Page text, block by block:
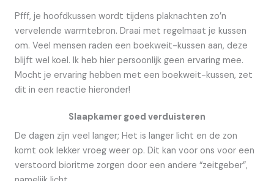
Pfff, je hoofdkussen wordt tijdens plaknachten zo’n
vervelende warmtebron. Draai met regelmaat je kussen
om. Veel mensen raden een boekweit-kussen aan, deze
blijft wel koel. Ik heb hier persoonlijk geen ervaring mee.
Mocht je ervaring hebben met een boekweit-kussen, zet
dit in een reactie hieronder!
Slaapkamer goed verduisteren
De dagen zijn veel langer; Het is langer licht en de zon
komt ook lekker vroeg weer op. Dit kan voor ons voor een
verstoord bioritme zorgen door een andere “zeitgeber”,